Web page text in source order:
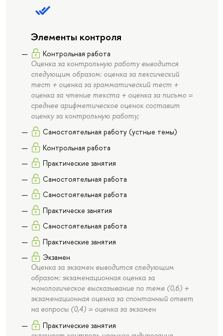
Элементы контроля
Контрольная работа
Оценка за контрольную работу выводится
следующим образом: оценка за лексический
тест + оценка за грамматический тест +
оценка за чтение текста + оценка за письмо =
среднее арифметическое оценок составит
оценку за контрольную работу;
Cамостоятельная работу (устные темы)
Контрольная работа
Практические занятия
Cамостоятельная работа
Самостоятельная работа
Практическе занятия
Самостоятельная работа
Практические занятия
Экзамен
Оценка за экзамен выводится следующим
образом: экзаменационная оценка за
монологическое высказывание по теме (0,6) +
экзаменационная оценка за спонтанный ответ
на вопросы (0,4) = оценка за экзамен
Практические занятия